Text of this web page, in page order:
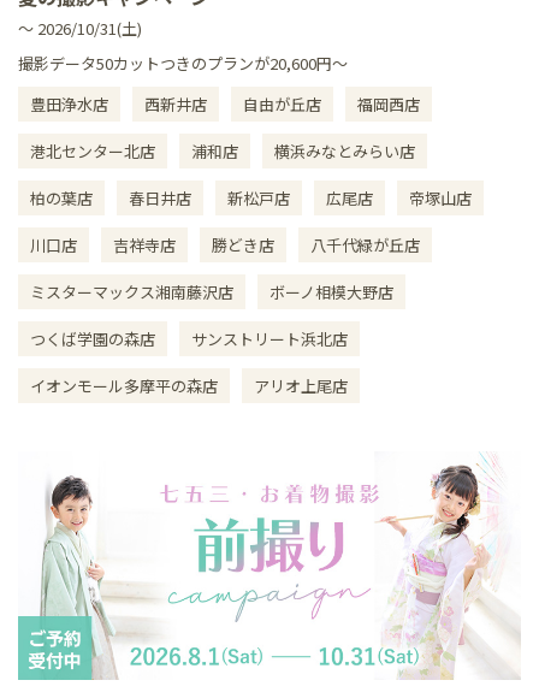
～ 2026/10/31(土)
撮影データ50カットつきのプランが20,600円～
豊田浄水店
西新井店 自由が丘店 福岡西店
港北センター北店 浦和店 横浜みなとみらい店
柏の葉店 春日井店 新松戸店 広尾店 帝塚山店
川口店 吉祥寺店 勝どき店 八千代緑が丘店
ミスターマックス湘南藤沢店 ボーノ相模大野店
つくば学園の森店 サンストリート浜北店
イオンモール多摩平の森店 アリオ上尾店